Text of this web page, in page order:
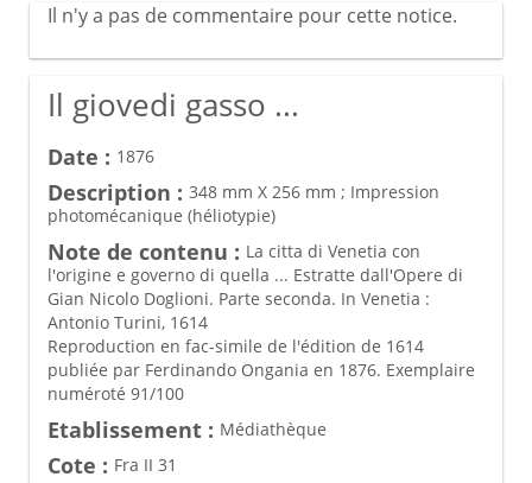
Il n'y a pas de commentaire pour cette notice.
Il giovedi gasso ...
Date : 1876
Description : 348 mm X 256 mm ; Impression
photomécanique (héliotypie)
Note de contenu : La citta di Venetia con
l'origine e governo di quella ... Estratte dall'Opere di
Gian Nicolo Doglioni. Parte seconda. In Venetia :
Antonio Turini, 1614
Reproduction en fac-simile de l'édition de 1614
publiée par Ferdinando Ongania en 1876. Exemplaire
numéroté 91/100
Etablissement : Médiathèque
Cote : Fra II 31